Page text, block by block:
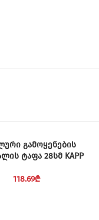
გამოყენების
ტაფა 28სმ KAPP
118.69₾